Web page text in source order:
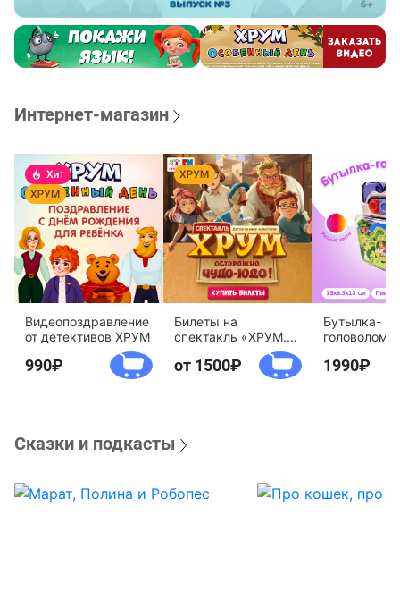
Интернет-магазин
Видеопоздравление
от детективов ХРУМ
990
Билеты на
спектакль «ХРУМ.
Осторожно, Чудо-
Юдо!»
от 1500
Бутылка-
агентство
1990
Сказки и подкасты